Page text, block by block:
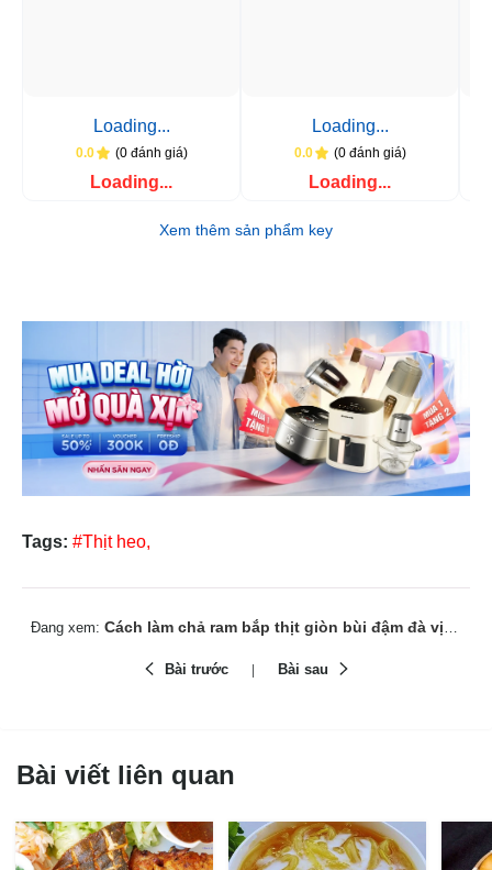
Loading...
0.0 (0 đánh giá)
Loading...
Loading...
0.0 (0 đánh giá)
Loading...
Xem thêm sản phẩm key
Tags: #Thịt heo,
Đang xem: Cách làm chả ram bắp thịt giòn bùi đậm đà vị miền Trung
Bài trước Bài sau
Bài viết liên quan